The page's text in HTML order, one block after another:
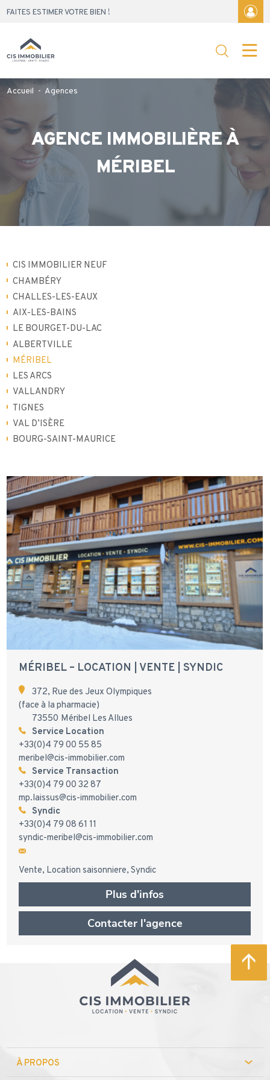
toFAITES ESTIMER VOTRE BIEN !
Accueil - Agences
AGENCE IMMOBILIÈRE À
MÉRIBEL
CIS IMMOBILIER NEUF
CHAMBÉRY
CHALLES-LES-EAUX
AIX-LES-BAINS
LE BOURGET-DU-LAC
ALBERTVILLE
MÉRIBEL
LES ARCS
VALLANDRY
TIGNES
VAL D’ISÈRE
BOURG-SAINT-MAURICE
MÉRIBEL – LOCATION | VENTE | SYNDIC
372, Rue des Jeux Olympiques
(face à la pharmacie)
73550 Méribel Les Allues
Service Location
+33(0)4 79 00 55 85
meribel@cis-immobilier.com
Service Transaction
+33(0)4 79 00 32 87
mp.laissus@cis-immobilier.com
Syndic
+33(0)4 79 08 61 11
syndic-meribel@cis-immobilier.com
Vente Location saisonniere Syndic
Plus d'infos
Contacter l'agence
À PROPOS